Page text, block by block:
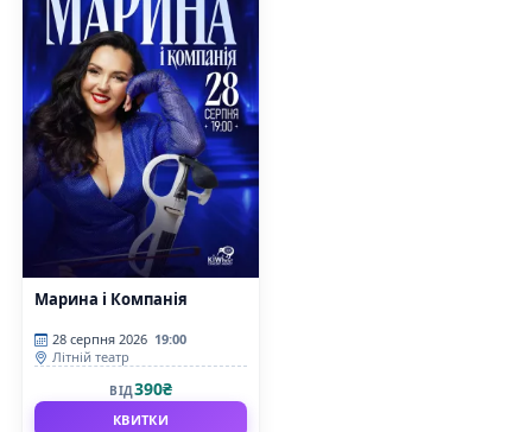
Марина і Компанія
28 серпня 2026 19:00
Літній театр
ВІД390₴
КВИТКИ